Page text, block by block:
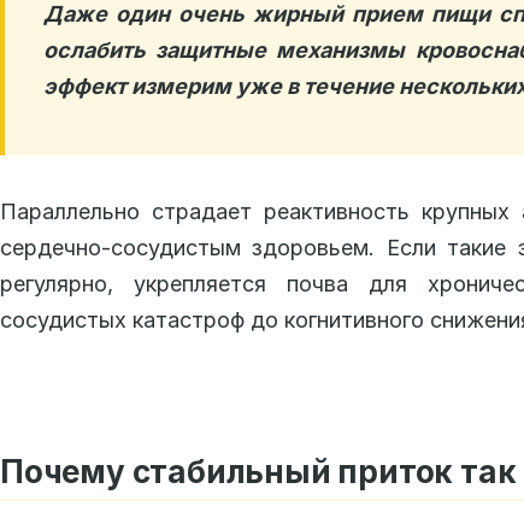
Даже один очень жирный прием пищи
ослабить защитные механизмы
эффект измерим уже в течение
Параллельно страдает реактивность
сердечно‑сосудистым здоровьем. Если такие
регулярно, укрепляется почва для
сосудистых катастроф до когнитивного
Почему стабильный приток так